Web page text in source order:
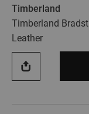
Timberland
Timberland
Leather